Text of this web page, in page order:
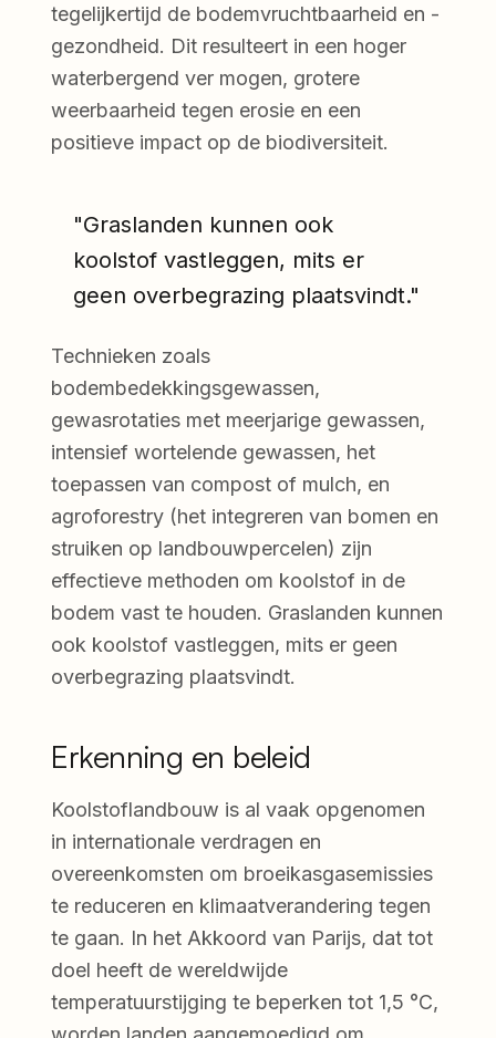
tegelijkertijd de bodemvruchtbaarheid en -
gezondheid. Dit resulteert in een hoger
waterbergend ver mogen, grotere
weerbaarheid tegen erosie en een
positieve impact op de biodiversiteit.
"Graslanden kunnen ook
koolstof vastleggen, mits er
geen overbegrazing plaatsvindt."
Technieken zoals
bodembedekkingsgewassen,
gewasrotaties met meerjarige gewassen,
intensief wortelende gewassen, het
toepassen van compost of mulch, en
agroforestry (het integreren van bomen en
struiken op landbouwpercelen) zijn
effectieve methoden om koolstof in de
bodem vast te houden. Graslanden kunnen
ook koolstof vastleggen, mits er geen
overbegrazing plaatsvindt.
Erkenning en beleid
Koolstoflandbouw is al vaak opgenomen
in internationale verdragen en
overeenkomsten om broeikasgasemissies
te reduceren en klimaatverandering tegen
te gaan. In het Akkoord van Parijs, dat tot
doel heeft de wereldwijde
temperatuurstijging te beperken tot 1,5 °C,